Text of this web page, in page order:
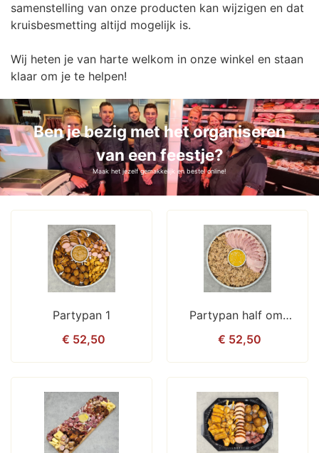
samenstelling van onze producten kan wijzigen en dat
kruisbesmetting altijd mogelijk is.
Wij heten je van harte welkom in onze winkel en staan
klaar om je te helpen!
Ben je bezig met het organiseren
van een feestje?
Maak het jezelf gemakkelijk en bestel online!
Partypan 1
€ 52,50
Partypan half om
half
€ 52,50